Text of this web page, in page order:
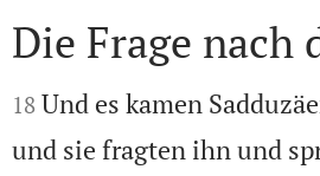

Die Frage nach

18 Und es kamen
und sie fragten ihn und